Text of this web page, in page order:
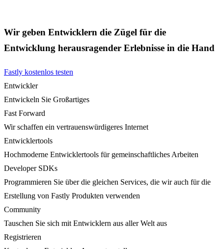
Wir geben Entwicklern die Zügel für die
Entwicklung herausragender Erlebnisse in die Hand
Fastly kostenlos testen
Entwickler
Entwickeln Sie Großartiges
Fast Forward
Wir schaffen ein vertrauenswürdigeres Internet
Entwicklertools
Hochmoderne Entwicklertools für gemeinschaftliches Arbeiten
Developer SDKs
Programmieren Sie über die gleichen Services, die wir auch für die
Erstellung von Fastly Produkten verwenden
Community
Tauschen Sie sich mit Entwicklern aus aller Welt aus
Registrieren